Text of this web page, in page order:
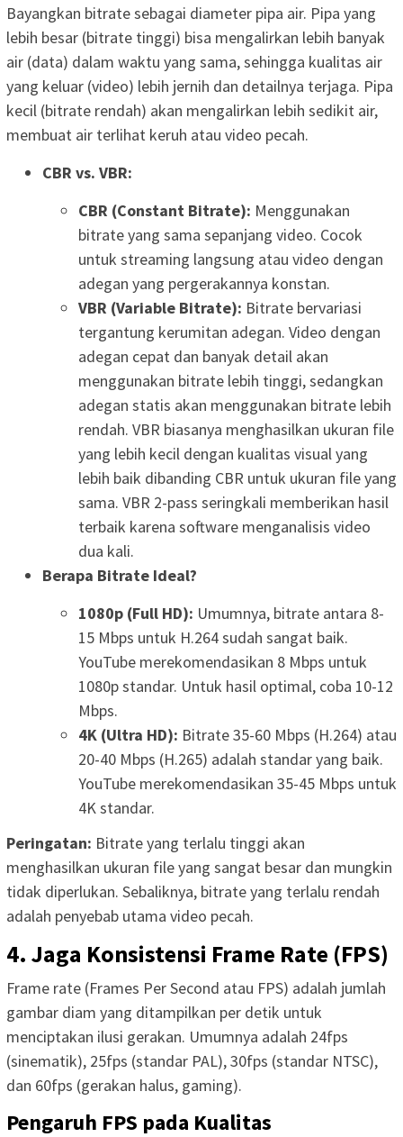
Bayangkan bitrate sebagai diameter pipa air. Pipa yang
lebih besar (bitrate tinggi) bisa mengalirkan lebih banyak
air (data) dalam waktu yang sama, sehingga kualitas air
yang keluar (video) lebih jernih dan detailnya terjaga. Pipa
kecil (bitrate rendah) akan mengalirkan lebih sedikit air,
membuat air terlihat keruh atau video pecah.
CBR vs. VBR:
CBR (Constant Bitrate): Menggunakan
bitrate yang sama sepanjang video. Cocok
untuk streaming langsung atau video dengan
adegan yang pergerakannya konstan.
VBR (Variable Bitrate): Bitrate bervariasi
tergantung kerumitan adegan. Video dengan
adegan cepat dan banyak detail akan
menggunakan bitrate lebih tinggi, sedangkan
adegan statis akan menggunakan bitrate lebih
rendah. VBR biasanya menghasilkan ukuran file
yang lebih kecil dengan kualitas visual yang
lebih baik dibanding CBR untuk ukuran file yang
sama. VBR 2-pass seringkali memberikan hasil
terbaik karena software menganalisis video
dua kali.
Berapa Bitrate Ideal?
1080p (Full HD): Umumnya, bitrate antara 8-
15 Mbps untuk H.264 sudah sangat baik.
YouTube merekomendasikan 8 Mbps untuk
1080p standar. Untuk hasil optimal, coba 10-12
Mbps.
4K (Ultra HD): Bitrate 35-60 Mbps (H.264) atau
20-40 Mbps (H.265) adalah standar yang baik.
YouTube merekomendasikan 35-45 Mbps untuk
4K standar.
Peringatan: Bitrate yang terlalu tinggi akan
menghasilkan ukuran file yang sangat besar dan mungkin
tidak diperlukan. Sebaliknya, bitrate yang terlalu rendah
adalah penyebab utama video pecah.
4. Jaga Konsistensi Frame Rate (FPS)
Frame rate (Frames Per Second atau FPS) adalah jumlah
gambar diam yang ditampilkan per detik untuk
menciptakan ilusi gerakan. Umumnya adalah 24fps
(sinematik), 25fps (standar PAL), 30fps (standar NTSC),
dan 60fps (gerakan halus, gaming).
Pengaruh FPS pada Kualitas